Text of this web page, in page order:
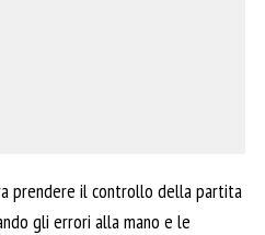
prendere il controllo della partita
gli errori alla mano e le